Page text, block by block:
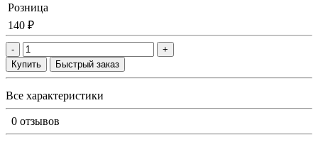
Розница
140 ₽
-
+
Купить
Быстрый заказ
Все характеристики
0 отзывов